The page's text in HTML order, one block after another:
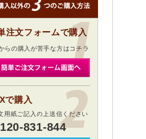
注文フォームで購入
らの購入が苦手な方はコチラ
で購入
用紙ご記入の上送信ください
831-844